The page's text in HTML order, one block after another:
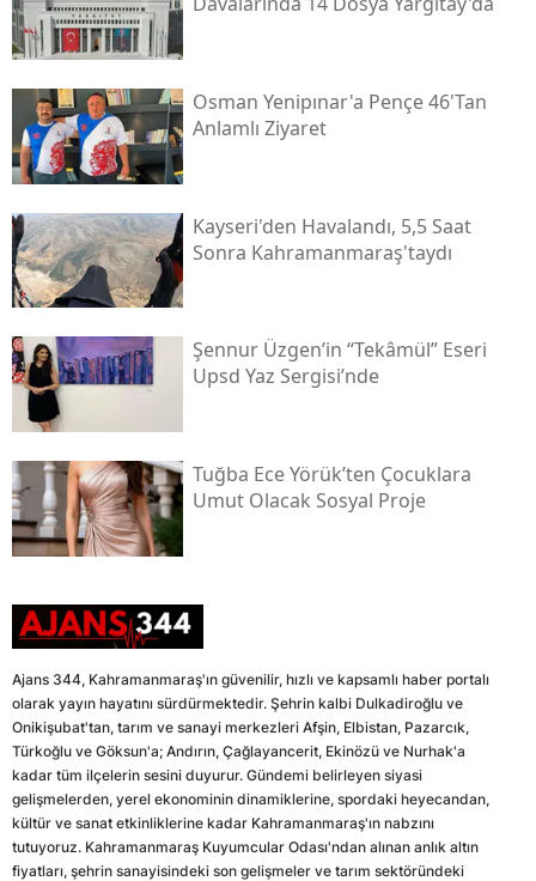
Osman Yenipınar'a Pençe 46'tan
Anlamlı Ziyaret
Kayseri'den Havalandı, 5,5 Saat
Sonra Kahramanmaraş'taydı
Şennur Üzgen’in “tekâmül” Eseri
Upsd Yaz Sergisi’nde
Tuğba Ece Yörük’ten Çocuklara
Umut Olacak Sosyal Proje
Ajans 344, Kahramanmaraş'ın güvenilir, hızlı ve kapsamlı haber portalı
olarak yayın hayatını sürdürmektedir. Şehrin kalbi Dulkadiroğlu ve
Onikişubat'tan, tarım ve sanayi merkezleri Afşin, Elbistan, Pazarcık,
Türkoğlu ve Göksun'a; Andırın, Çağlayancerit, Ekinözü ve Nurhak'a
kadar tüm ilçelerin sesini duyurur. Gündemi belirleyen siyasi
gelişmelerden, yerel ekonominin dinamiklerine, spordaki heyecandan,
kültür ve sanat etkinliklerine kadar Kahramanmaraş'ın nabzını
tutuyoruz. Kahramanmaraş Kuyumcular Odası'ndan alınan anlık altın
fiyatları, şehrin sanayisindeki son gelişmeler ve tarım sektöründeki